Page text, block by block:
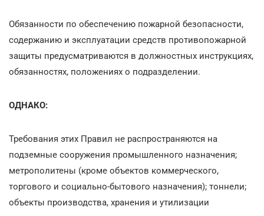
Обязанности по обеспечению пожарной безопасности,
содержанию и эксплуатации средств противопожарной
защиты предусматриваются в должностных инструкциях,
обязанностях, положениях о подразделении.
ОДНАКО:
Требования этих Правил не распространяются на
подземные сооружения промышленного назначения;
метрополитены (кроме объектов коммерческого,
торгового и социально-бытового назначения); тоннели;
объекты производства, хранения и утилизации